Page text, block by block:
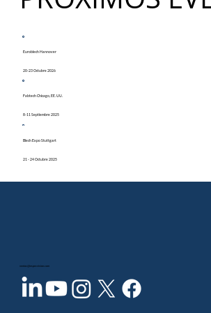
Euroblech Hannover
20-23 Octubre 2026
Fabtech Chicago, EE. UU.
8-11 Septiembre 2025
Blech Expo Stuttgart
21 - 24 Octubre 2025
ventas@inspecvision.com